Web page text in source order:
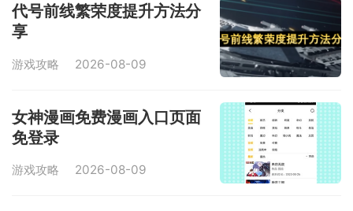
代号前线繁荣度提升方法分
享
游戏攻略 2026-08-09
女神漫画免费漫画入口页面
免登录
游戏攻略 2026-08-09